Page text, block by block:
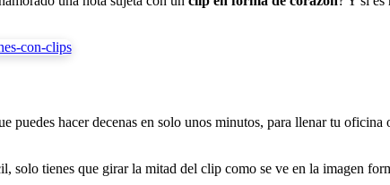
puedes hacer decenas en solo unos minutos, para llenar tu oficina
solo tienes que girar la mitad del clip como se ve en la imagen